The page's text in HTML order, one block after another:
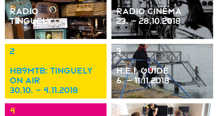
Radio
Tinguely
Radio Cinéma
23. – 28.10.2018
2
HB9MTB: Tinguely
on air
30.10. – 4.11.2018
3
H.E.I. Guide
6. – 11.11.2018
4
5